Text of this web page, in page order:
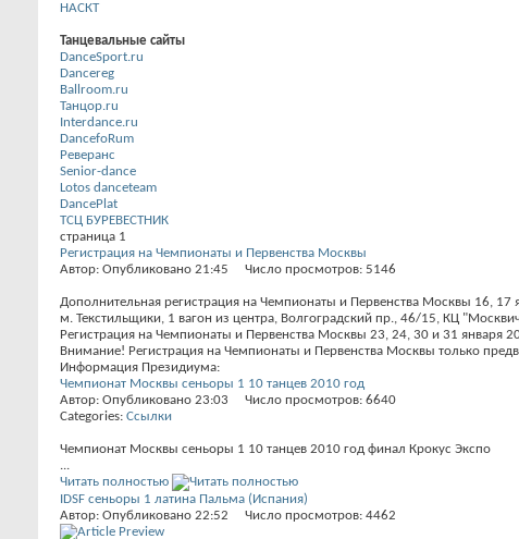
НАСКТ
Танцевальные сайты
DanceSport.ru
Dancereg
Ballroom.ru
Танцор.ru
Interdance.ru
DancefoRum
Реверанс
Senior-dance
Lotos danceteam
DancePlat
ТСЦ БУРЕВЕСТНИК
страница 1
Регистрация на Чемпионаты и Первенства Москвы
Автор: Опубликовано 21:45 Число просмотров: 5146
Дополнительная регистрация на Чемпионаты и Первенства Москвы 16,
м. Текстильщики, 1 вагон из центра, Волгоградский пр., 46/15, КЦ
Регистрация на Чемпионаты и Первенства Москвы 23, 24, 30 и 31 января
Внимание! Регистрация на Чемпионаты и Первенства Москвы только
Информация Президиума:
Чемпионат Москвы сеньоры 1 10 танцев 2010 год
Автор: Опубликовано 23:03 Число просмотров: 6640
Categories: Ссылки
Чемпионат Москвы сеньоры 1 10 танцев 2010 год финал Крокус Экспо
...
Читать полностью
IDSF сеньоры 1 латина Пальма (Испания)
Автор: Опубликовано 22:52 Число просмотров: 4462